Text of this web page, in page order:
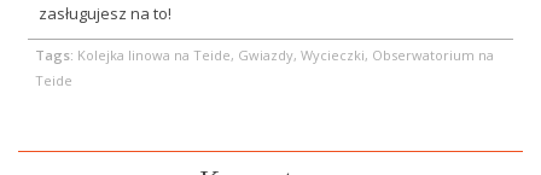
zasługujesz na to!
Tags: Kolejka linowa na Teide, Gwiazdy, Wycieczki, Obserwatorium na
Teide